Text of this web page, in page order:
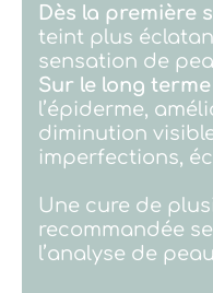
Dès la première
teint plus
sensation de
Sur le long terme
l’épiderme,
diminution
imperfections,
Une cure de
recommandée
l’analyse de